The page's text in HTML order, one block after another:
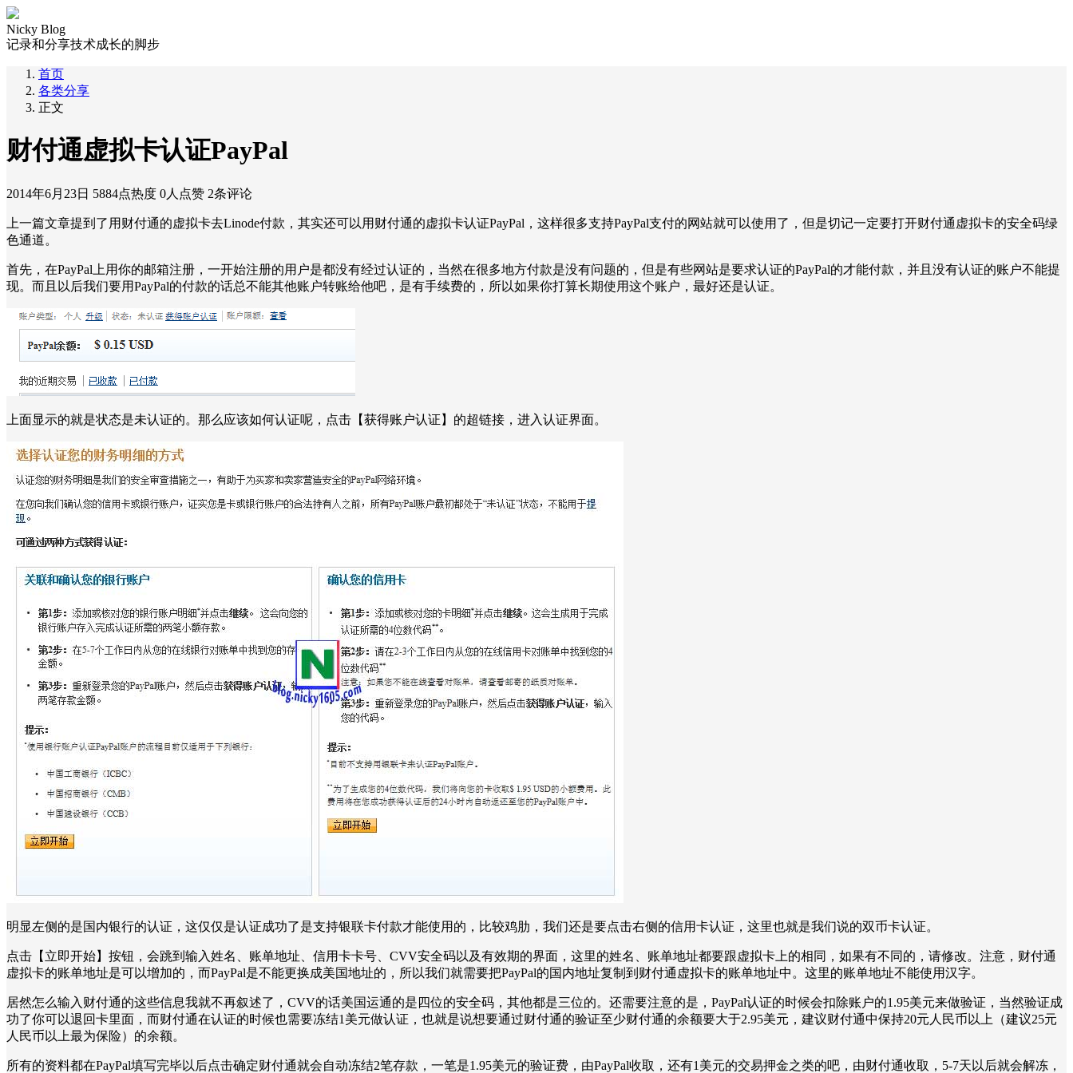
Nicky Blog
记录和分享技术成长的脚步
首页
各类分享
正文
财付通虚拟卡认证PayPal
2014年6月23日 5884点热度 0人点赞 2条评论
上一篇文章提到了用财付通的虚拟卡去Linode付款，其实还可以用财付通的虚拟卡认证PayPal，这样很多支持PayPal支付的网站就可以使用了，但是切记一定要打开财付通虚拟卡的安全码绿
色通道。
首先，在PayPal上用你的邮箱注册，一开始注册的用户是都没有经过认证的，当然在很多地方付款是没有问题的，但是有些网站是要求认证的PayPal的才能付款，并且没有认证的账户不能提
现。而且以后我们要用PayPal的付款的话总不能其他账户转账给他吧，是有手续费的，所以如果你打算长期使用这个账户，最好还是认证。
上面显示的就是状态是未认证的。那么应该如何认证呢，点击【获得账户认证】的超链接，进入认证界面。
明显左侧的是国内银行的认证，这仅仅是认证成功了是支持银联卡付款才能使用的，比较鸡肋，我们还是要点击右侧的信用卡认证，这里也就是我们说的双币卡认证。
点击【立即开始】按钮，会跳到输入姓名、账单地址、信用卡卡号、CVV安全码以及有效期的界面，这里的姓名、账单地址都要跟虚拟卡上的相同，如果有不同的，请修改。注意，财付通
虚拟卡的账单地址是可以增加的，而PayPal是不能更换成美国地址的，所以我们就需要把PayPal的国内地址复制到财付通虚拟卡的账单地址中。这里的账单地址不能使用汉字。
居然怎么输入财付通的这些信息我就不再叙述了，CVV的话美国运通的是四位的安全码，其他都是三位的。还需要注意的是，PayPal认证的时候会扣除账户的1.95美元来做验证，当然验证成
功了你可以退回卡里面，而财付通在认证的时候也需要冻结1美元做认证，也就是说想要通过财付通的验证至少财付通的余额要大于2.95美元，建议财付通中保持20元人民币以上（建议25元
人民币以上最为保险）的余额。
所有的资料都在PayPal填写完毕以后点击确定财付通就会自动冻结2笔存款，一笔是1.95美元的验证费，由PayPal收取，还有1美元的交易押金之类的吧，由财付通收取，5-7天以后就会解冻，